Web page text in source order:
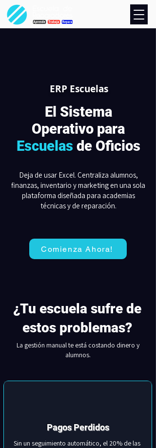
ERP Escuelas
El Sistema
Operativo para
Escuelas de Oficios
Deja de usar Excel. Centraliza alumnos,
finanzas, inventario y marketing en una sola
plataforma diseñada para academias
técnicas y de reparación.
Comienza Ahora!
¿Tu escuela sufre de
estos problemas?
La gestión manual te está costando dinero y
alumnos.
Pagos Perdidos
Sin un seguimiento automático, el 20% de las